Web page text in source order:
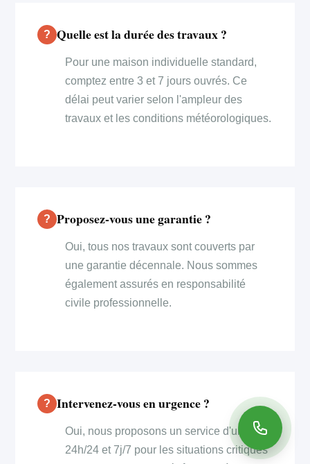
Quelle est la durée des travaux ?
Pour une maison individuelle standard,
comptez entre 3 et 7 jours ouvrés. Ce
délai peut varier selon l'ampleur des
travaux et les conditions météorologiques.
Proposez-vous une garantie ?
Oui, tous nos travaux sont couverts par
une garantie décennale. Nous sommes
également assurés en responsabilité
civile professionnelle.
Intervenez-vous en urgence ?
Oui, nous proposons un service d'urgence
24h/24 et 7j/7 pour les situations critiques